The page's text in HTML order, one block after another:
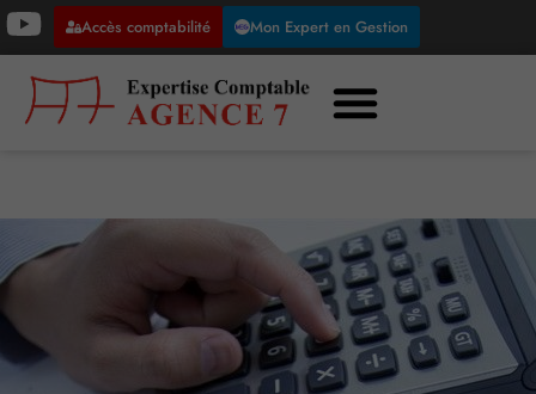
Accès comptabilité Mon Expert en Gestion